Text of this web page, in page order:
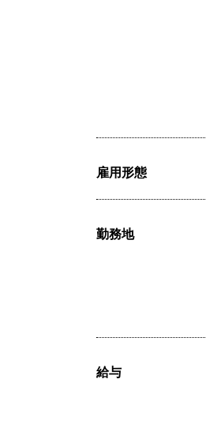
雇用形態
勤務地
給与